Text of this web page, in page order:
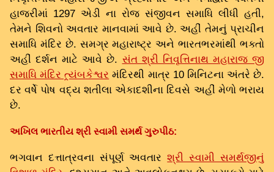
હાજરીમાં 1297 એડી ના રોજ સંજીવન સમાધિ લીધી હતી,
તેમને શિવનો અવતાર માનવામાં આવે છે. અહીં તેમનું પ્રાચીન
સમાધિ મંદિર છે. સમગ્ર મહારાષ્ટ્ર અને ભારતભરમાંથી ભક્તો
અહીં દર્શન માટે આવે છે. સંત શ્રી નિવૃત્તિનાથ મહારાજ જી
સમાધિ મંદિર ત્ર્યંબકેશ્વર મંદિરથી માત્ર 10 મિનિટના અંતરે છે.
દર વર્ષે પોષ વદ્ય શતીલા એકાદશીના દિવસે અહીં મેળો ભરાય
છે.
અખિલ ભારતીય શ્રી સ્વામી સમર્થ ગુરુપીઠ:
ભગવાન દત્તાત્રવના સંપૂર્ણ અવતારશ્રી સ્વામી સમર્થજીનું